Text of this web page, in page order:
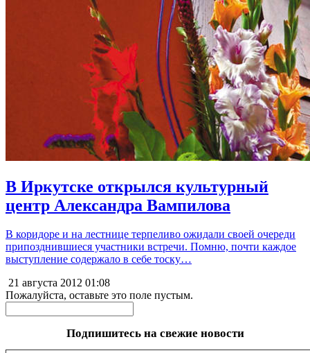
В Иркутске открылся культурный
центр Александра Вампилова
В коридоре и на лестнице терпеливо ожидали своей очереди
припозднившиеся участники встречи. Помню, почти каждое
выступление содержало в себе тоску…
21 августа 2012 01:08
Пожалуйста, оставьте это поле пустым.
Подпишитесь на свежие новости